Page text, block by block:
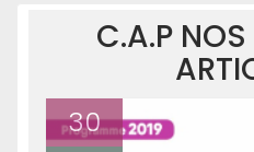
C.A.P NOS
30